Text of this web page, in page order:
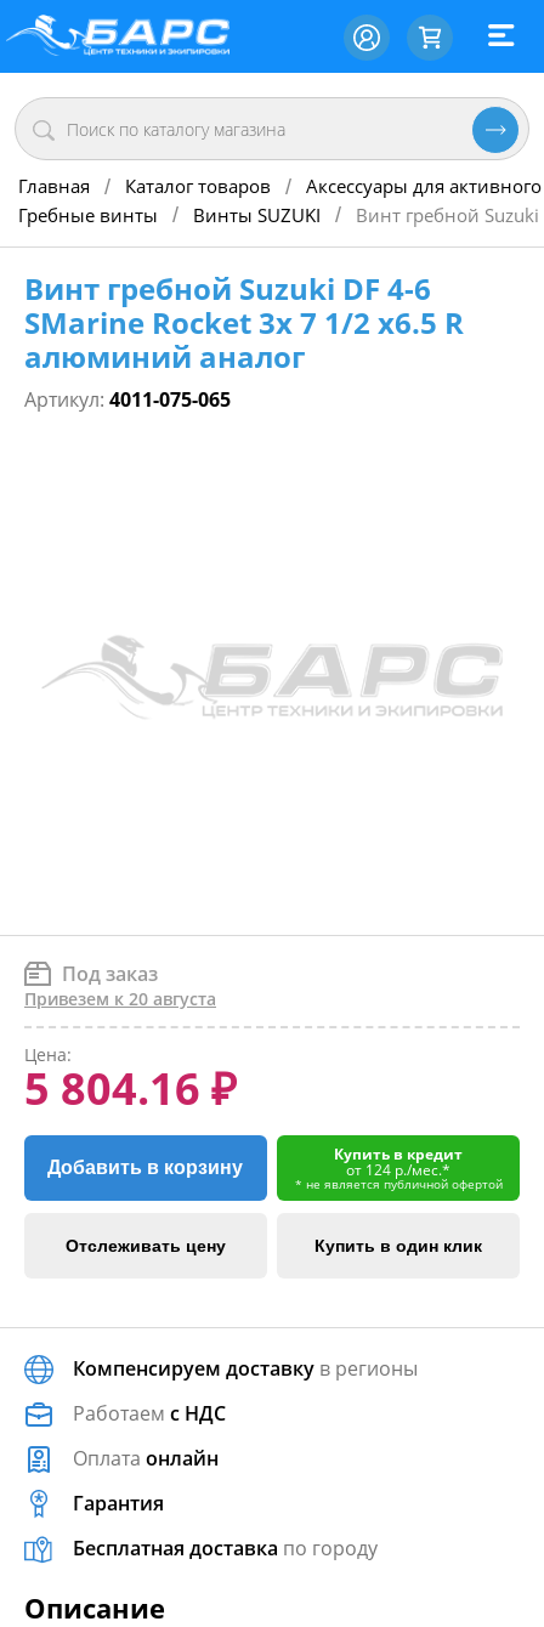
Главная / Каталог товаров / Аксессуары для
Гребные винты
/ Винты SUZUKI / Винт гребной
Винт гребной Suzuki DF 4-6
SMarine Rocket 3х 7 1/2 х6.5 R
алюминий аналог
Артикул: 4011-075-065
Под заказ
Привезем к 20 августа
Цена:
5 804.16 ₽
Добавить в корзину
Купить в кредит
от 124 р./мес.*
* не является публичной офертой
Отслеживать цену Купить в один клик
Компенсируем доставку в регионы
Работаем с НДС
Оплата онлайн
Гарантия
Бесплатная доставка по городу
Описание